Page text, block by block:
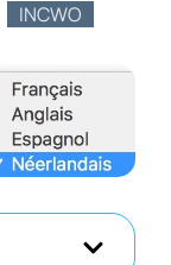
INCWO